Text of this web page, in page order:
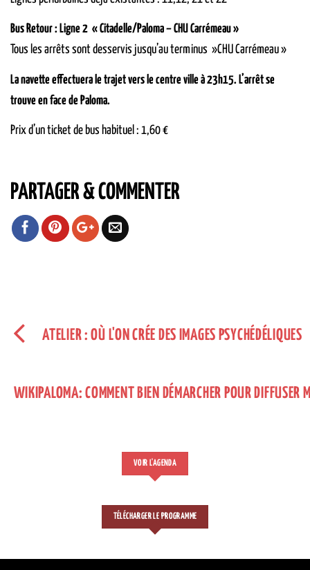
Bus Retour : Ligne 2 « Citadelle/Paloma – CHU Carrémeau »
Tous les arrêts sont desservis jusqu’au terminus »CHU Carrémeau »
La navette effectuera le trajet vers le centre ville à 23h15. L’arrêt se
trouve en face de Paloma.
Prix d’un ticket de bus habituel : 1,60 €
PARTAGER & COMMENTER
ATELIER : OÙ L'ON CRÉE DES IMAGES PSYCHÉDÉLIQUES
WIKIPALOMA: COMMENT BIEN DÉMARCHER POUR DIFFUSER
VOIR L'AGENDA
TÉLÉCHARGER LE PROGRAMME